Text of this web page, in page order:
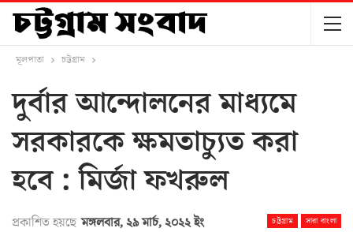
মূলপাতা চট্টগ্রাম
দুর্বার আন্দোলনের মাধ্যমে
সরকারকে ক্ষমতাচ্যুত করা
হবে : মির্জা ফখরুল
চট্টগ্রাম সারা বাংলা
প্রকাশিত হয়ছে মঙ্গলবার, ২৯ মার্চ, ২০২২ ইং